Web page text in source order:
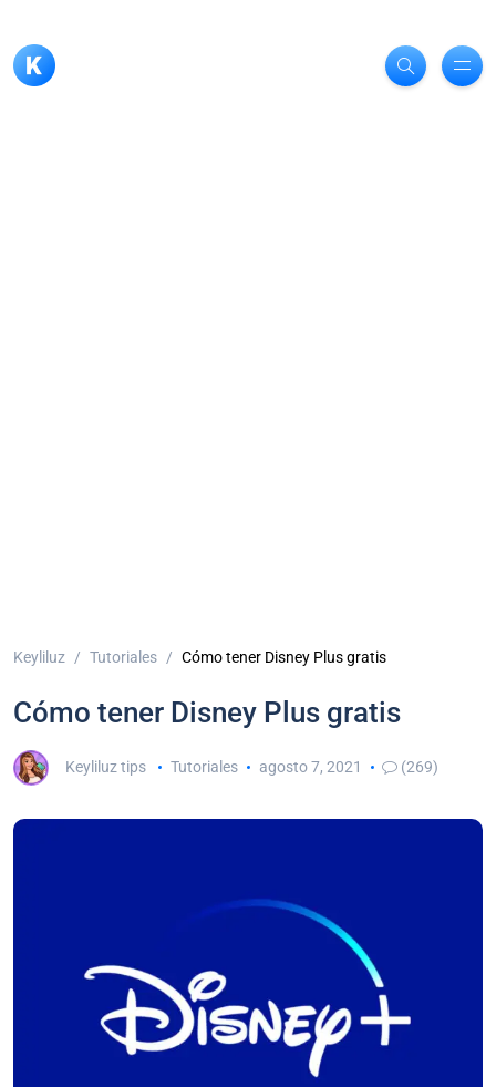
Keyliluz Tutoriales Cómo tener Disney Plus gratis
Cómo tener Disney Plus gratis
Keyliluz tips Tutoriales agosto 7, 2021 (269)